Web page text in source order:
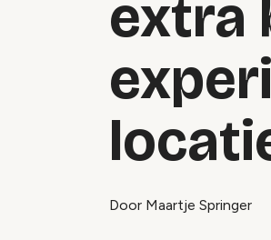
extra
Door Maartje Springer